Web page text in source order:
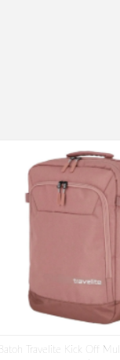
Batoh Travelite Kick Off